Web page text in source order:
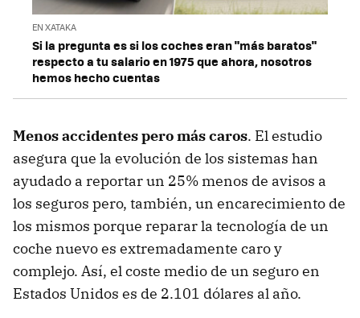
EN XATAKA
Si la pregunta es si los coches eran "más baratos"
respecto a tu salario en 1975 que ahora, nosotros
hemos hecho cuentas
Menos accidentes pero más caros. El estudio
asegura que la evolución de los sistemas han
ayudado a reportar un 25% menos de avisos a
los seguros pero, también, un encarecimiento de
los mismos porque reparar la tecnología de un
coche nuevo es extremadamente caro y
complejo. Así, el coste medio de un seguro en
Estados Unidos es de 2.101 dólares al año.